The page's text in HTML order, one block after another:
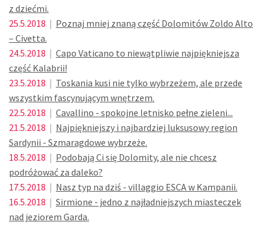
z dziećmi.
25.5.2018 | Poznaj mniej znaną część Dolomitów Zoldo Alto
– Civetta.
24.5.2018 | Capo Vaticano to niewątpliwie najpiękniejsza
część Kalabrii!
23.5.2018 | Toskania kusi nie tylko wybrzeżem, ale przede
wszystkim fascynującym wnętrzem.
22.5.2018 | Cavallino - spokojne letnisko pełne zieleni...
21.5.2018 | Najpiękniejszy i najbardziej luksusowy region
Sardynii - Szmaragdowe wybrzeże.
18.5.2018 | Podobają Ci się Dolomity, ale nie chcesz
podróżować za daleko?
17.5.2018 | Nasz typ na dziś - villaggio ESCA w Kampanii.
16.5.2018 | Sirmione - jedno z najładniejszych miasteczek
nad jeziorem Garda.